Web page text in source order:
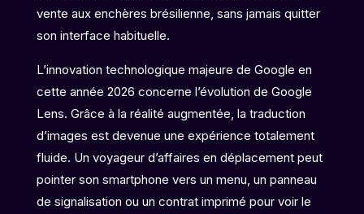
vente aux enchères brésilienne, sans jamais quitter
son interface habituelle.
L’innovation technologique majeure de Google en
cette année 2026 concerne l’évolution de Google
Lens. Grâce à la réalité augmentée, la traduction
d’images est devenue une expérience totalement
fluide. Un voyageur d’affaires en déplacement peut
pointer son smartphone vers un menu, un panneau
de signalisation ou un contrat imprimé pour voir le